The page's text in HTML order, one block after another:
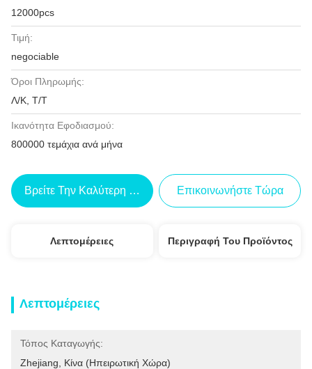
12000pcs
Τιμή:
negociable
Όροι Πληρωμής:
Λ/Κ, Τ/Τ
Ικανότητα Εφοδιασμού:
800000 τεμάχια ανά μήνα
Βρείτε Την Καλύτερη Τιμή Επικοινωνήστε Τώρα
Λεπτομέρειες Περιγραφή Του Προϊόντος
Λεπτομέρειες
Τόπος Καταγωγής:
Zhejiang, Κίνα (ηπειρωτική Χώρα)